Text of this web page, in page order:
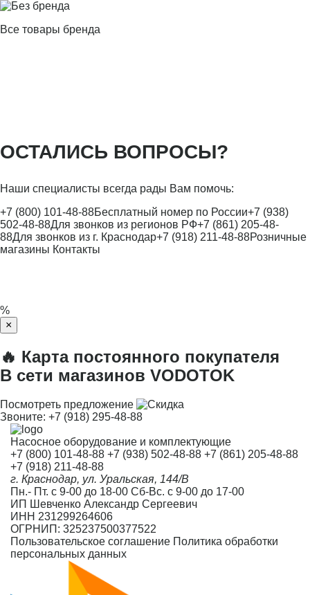
Все товары бренда
ОСТАЛИСЬ ВОПРОСЫ?
Наши специалисты всегда рады Вам помочь:
+7 (800) 101-48-88Бесплатный номер по России+7 (938)
502-48-88Для звонков из регионов РФ+7 (861) 205-48-
88Для звонков из г. Краснодар+7 (918) 211-48-88Розничные
магазины Контакты
%
×
🔥 Карта постоянного покупателя
В сети магазинов VODOTOK
Посмотреть предложение
Звоните: +7 (918) 295-48-88
Насосное оборудование и комплектующие
+7 (800) 101-48-88 +7 (938) 502-48-88 +7 (861) 205-48-88
+7 (918) 211-48-88
г. Краснодар, ул. Уральская, 144/В
Пн.- Пт. с 9-00 до 18-00 Сб-Вс. с 9-00 до 17-00
ИП Шевченко Александр Сергеевич
ИНН 231299264606
ОГРНИП: 325237500377522
Пользовательское соглашение Политика обработки
персональных данных